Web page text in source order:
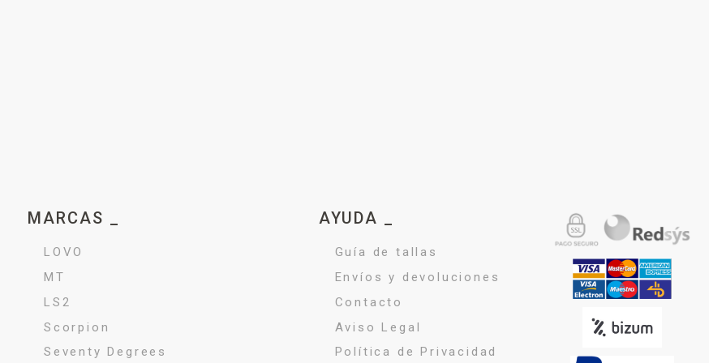
MARCAS _
LOVO
MT
LS2
Scorpion
Seventy Degrees
AYUDA _
Guía de tallas
Envíos y devoluciones
Contacto
Aviso Legal
Política de Privacidad